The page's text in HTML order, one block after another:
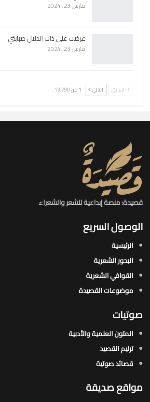
مارس 23, 2024
عرضت على ذات الدلال صبابتي
مارس 23, 2024
السابق التالي 1 من 13٬790
قصيدة: منصة إبداعية للشعر والشعراء
الوصول السريع
الرئيسية
البحور الشعرية​
القوافي الشعرية​
موضوعات القصيدة​
صوتيات
المتون العلمية والأدبية
ترنيم القصيد
قصائد صوتية
مواقع صديقة